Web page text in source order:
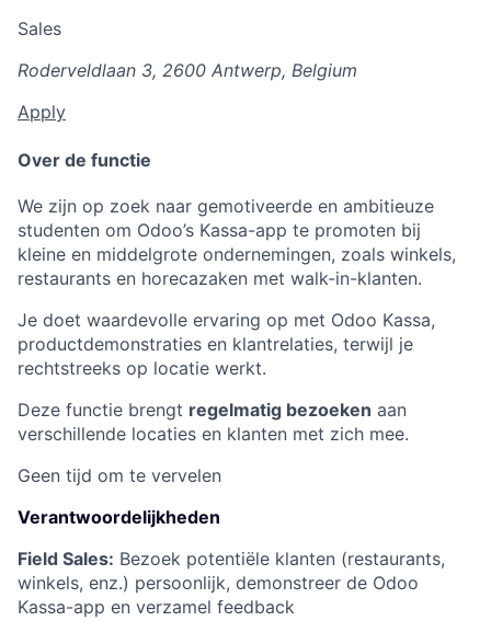
Sales
Roderveldlaan 3, 2600 Antwerp, Belgium
Apply
Over de functie
We zijn op zoek naar gemotiveerde en ambitieuze
studenten om Odoo’s Kassa-app te promoten bij
kleine en middelgrote ondernemingen, zoals winkels,
restaurants en horecazaken met walk-in-klanten.
Je doet waardevolle ervaring op met Odoo Kassa,
productdemonstraties en klantrelaties, terwijl je
rechtstreeks op locatie werkt.
Deze functie brengt regelmatig bezoeken aan
verschillende locaties en klanten met zich mee.
Geen tijd om te vervelen
Verantwoordelijkheden
Field Sales: Bezoek potentiële klanten (restaurants,
winkels, enz.) persoonlijk, demonstreer de Odoo
Kassa-app en verzamel feedback